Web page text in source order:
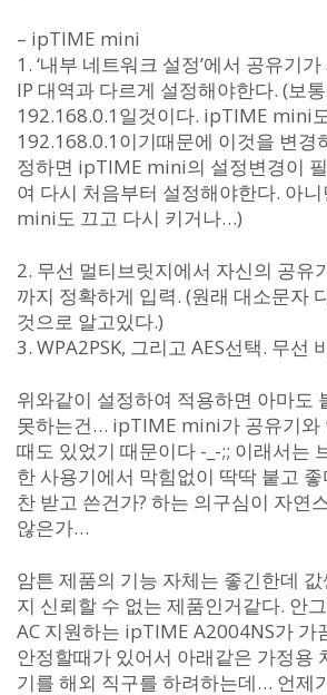
– ipTIME mini
1. ‘내부 네트워크 설정’에서 공유기
IP 대역과 다르게 설정해야한다. (보
192.168.0.1일것이다. ipTIME mini
192.168.0.1이기때문에 이것을 변경
정하면 ipTIME mini의 설정변경이
여 다시 처음부터 설정해야한다. 아
mini도 끄고 다시 키거나…)
2. 무선 멀티브릿지에서 자신의 공유
까지 정확하게 입력. (원래 대소문자
것으로 알고있다.)
3. WPA2PSK, 그리고 AES선택. 무선
위와같이 설정하여 적용하면 아마도
못하는건… ipTIME mini가 공유기와
때도 있었기 때문이다 -_-;; 이래서는
한 사용기에서 막힘없이 딱딱 붙고
찬 받고 쓴건가? 하는 의구심이 자연
않은가…
암튼 제품의 기능 자체는 좋긴한데
지 신뢰할 수 없는 제품인거같다. 안
AC 지원하는 ipTIME A2004NS가 가
안정할때가 있어서 아래같은 가정용
기를 해외 직구를 하려하는데… 언제